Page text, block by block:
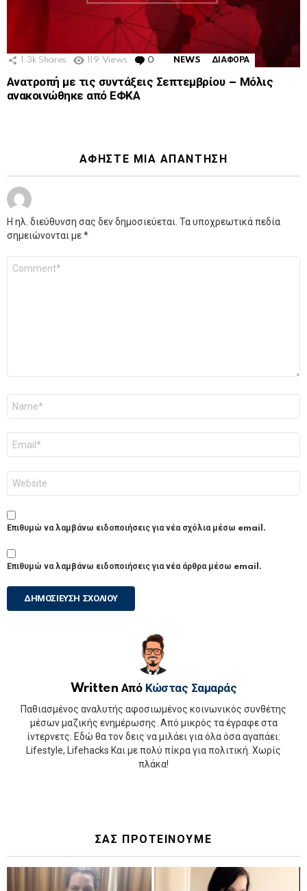
1.3k Shares 119 Views 0 Comments
NEWS ΔΙΑΦΟΡΑ
Ανατροπή με τις συντάξεις Σεπτεμβρίου – Μόλις
ανακοινώθηκε από ΕΦΚΑ
ΑΦΉΣΤΕ ΜΙΑ ΑΠΆΝΤΗΣΗ
Η ηλ. διεύθυνση σας δεν δημοσιεύεται. Τα υποχρεωτικά πεδία
σημειώνονται με*
Επιθυμώ να λαμβάνω ειδοποιήσεις για νέα σχόλια μέσω email.
Επιθυμώ να λαμβάνω ειδοποιήσεις για νέα άρθρα μέσω email.
Written Από Κώστας Σαμαράς
Παθιασμένος αναλυτής αφοσιωμένος κοινωνικός συνθέτης
μέσων μαζικής ενημέρωσης. Από μικρός τα έγραφε στα
ίντερνετς. Εδώ θα τον δεις να μιλάει για όλα όσα αγαπάει:
Lifestyle, Lifehacks Και με πολύ πίκρα για πολιτική. Χωρίς
πλάκα!
ΣΑΣ ΠΡΟΤΕΙΝΟΥΜΕ